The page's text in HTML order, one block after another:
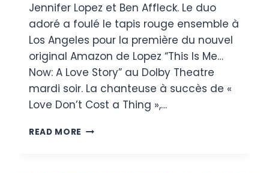
Jennifer Lopez et Ben Affleck. Le duo
adoré a foulé le tapis rouge ensemble à
Los Angeles pour la première du nouvel
original Amazon de Lopez “This Is Me…
Now: A Love Story” au Dolby Theatre
mardi soir. La chanteuse à succès de «
Love Don’t Cost a Thing »,…
READ MORE JENNIFER